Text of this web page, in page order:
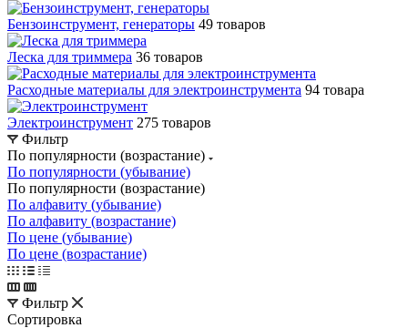
Бензоинструмент, генераторы 49 товаров
Леска для триммера 36 товаров
Расходные материалы для электроинструмента 94 товара
Электроинструмент 275 товаров
Фильтр
По популярности (возрастание)
По популярности (убывание)
По популярности (возрастание)
По алфавиту (убывание)
По алфавиту (возрастание)
По цене (убывание)
По цене (возрастание)
Фильтр
Сортировка